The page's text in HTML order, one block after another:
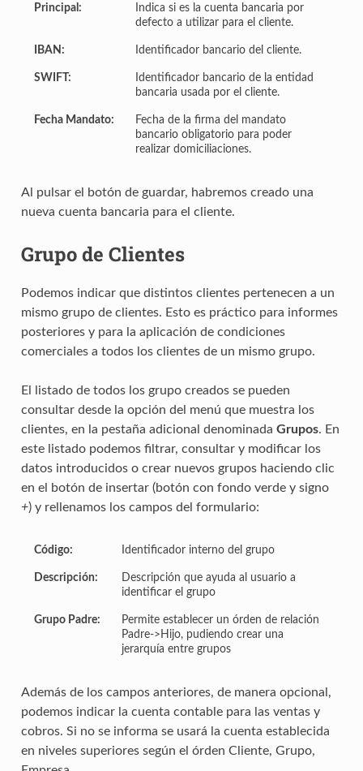
Principal:
Indica si es la cuenta bancaria por
defecto a utilizar para el cliente.
IBAN: Identificador bancario del cliente.
SWIFT:
Identificador bancario de la entidad
bancaria usada por el cliente.
Fecha Mandato:
Fecha de la firma del mandato
bancario obligatorio para poder
realizar domiciliaciones.
Al pulsar el botón de guardar, habremos creado una
nueva cuenta bancaria para el cliente.
Grupo de Clientes
Podemos indicar que distintos clientes pertenecen a un
mismo grupo de clientes. Esto es práctico para informes
posteriores y para la aplicación de condiciones
comerciales a todos los clientes de un mismo grupo.
El listado de todos los grupo creados se pueden
consultar desde la opción del menú que muestra los
clientes, en la pestaña adicional denominada Grupos. En
este listado podemos filtrar, consultar y modificar los
datos introducidos o crear nuevos grupos haciendo clic
en el botón de insertar (botón con fondo verde y signo
+) y rellenamos los campos del formulario:
Código: Identificador interno del grupo
Descripción:
Descripción que ayuda al usuario a
identificar el grupo
Grupo Padre:
Permite establecer un órden de relación
Padre->Hijo, pudiendo crear una
jerarquía entre grupos
Además de los campos anteriores, de manera opcional,
podemos indicar la cuenta contable para las ventas y
cobros. Si no se informa se usará la cuenta establecida
en niveles superiores según el órden Cliente, Grupo,